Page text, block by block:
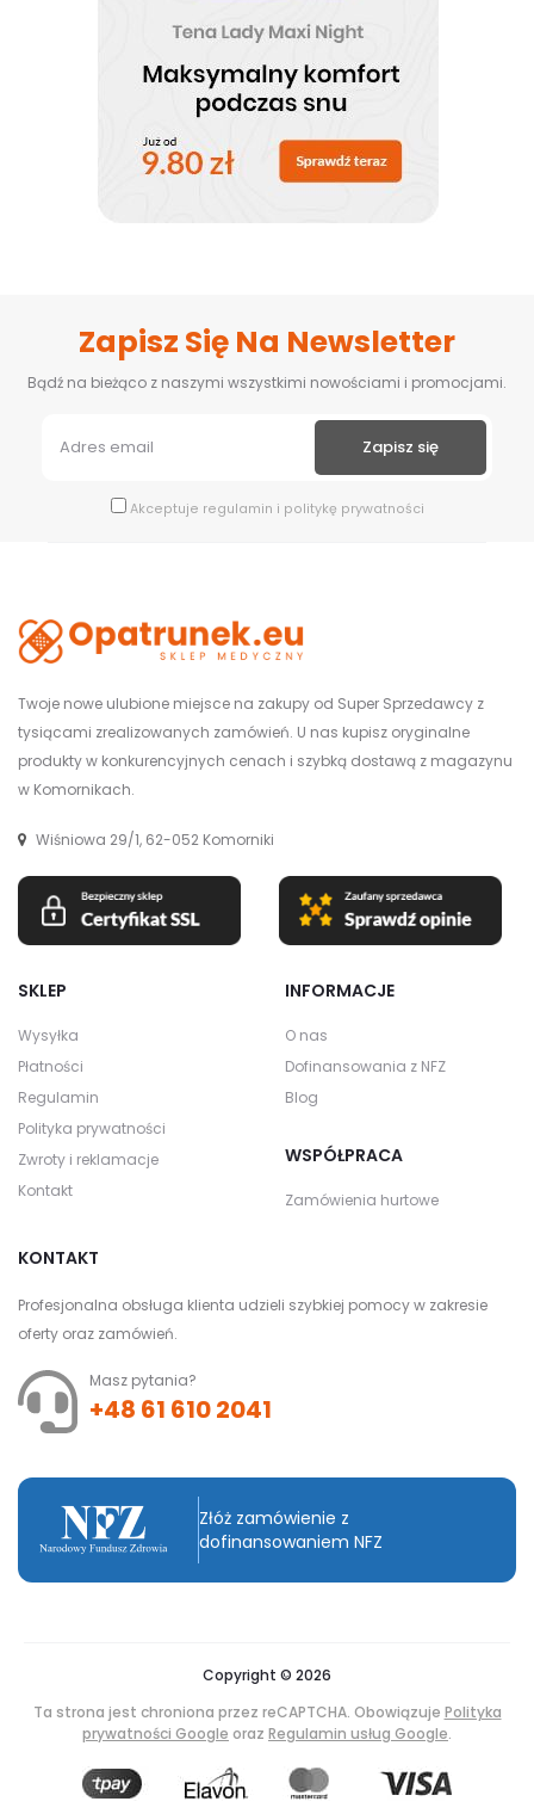
Zapisz Się Na Newsletter
Bądź na bieżąco z naszymi wszystkimi nowościami i promocjami.
Akceptuje regulamin i politykę prywatności
Twoje nowe ulubione miejsce na zakupy od Super Sprzedawcy z
tysiącami zrealizowanych zamówień. U nas kupisz oryginalne
produkty w konkurencyjnych cenach i szybką dostawą z magazynu
w Komornikach.
Wiśniowa 29/1, 62-052 Komorniki
SKLEP
Wysyłka
Płatności
Regulamin
Polityka prywatności
Zwroty i reklamacje
Kontakt
INFORMACJE
O nas
Dofinansowania z NFZ
Blog
WSPÓŁPRACA
Zamówienia hurtowe
KONTAKT
Profesjonalna obsługa klienta udzieli szybkiej pomocy w zakresie
oferty oraz zamówień.
Masz pytania?
+48 61 610 2041
Złóż zamówienie z
dofinansowaniem NFZ
Copyright © 2026
Ta strona jest chroniona przez reCAPTCHA. Obowiązuje Polityka
prywatności Google oraz Regulamin usług Google.